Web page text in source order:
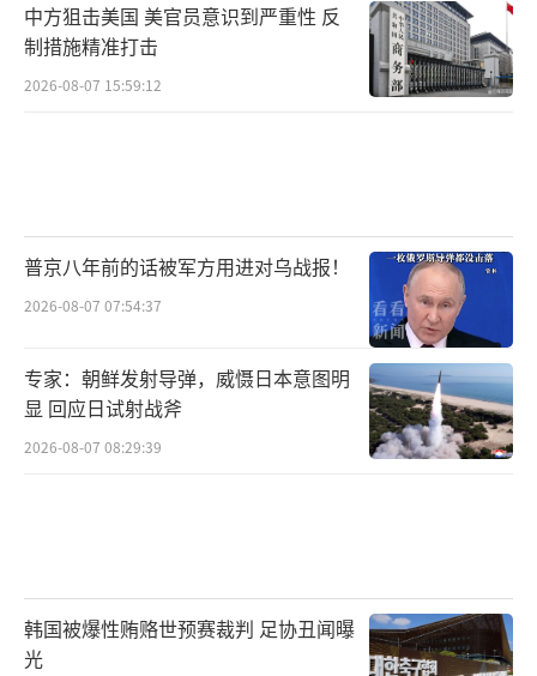
中方狙击美国 美官员意识到严重性 反
制措施精准打击
2026-08-07 15:59:12
普京八年前的话被军方用进对乌战报！
2026-08-07 07:54:37
专家：朝鲜发射导弹，威慑日本意图明
显 回应日试射战斧
2026-08-07 08:29:39
韩国被爆性贿赂世预赛裁判 足协丑闻曝
光